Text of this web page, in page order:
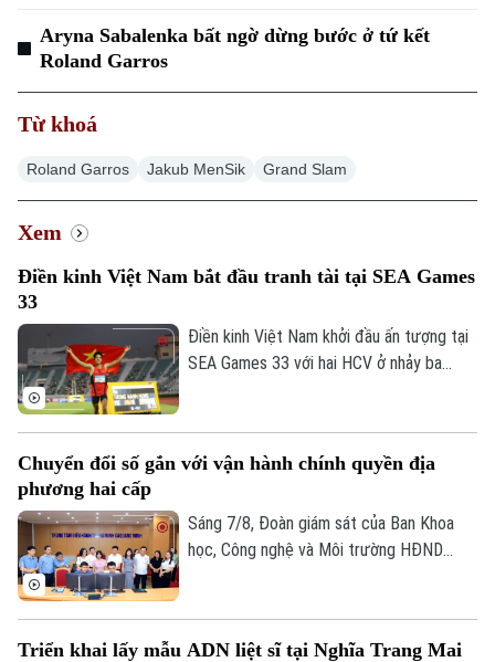
Aryna Sabalenka bất ngờ dừng bước ở tứ kết
Roland Garros
Từ khoá
Roland Garros Jakub MenSik Grand Slam
Xem
Điền kinh Việt Nam bắt đầu tranh tài tại SEA Games
33
Điền kinh Việt Nam khởi đầu ấn tượng tại
SEA Games 33 với hai HCV ở nhảy ba
Chuyển đổi số gắn với vận hành chính quyền địa
phương hai cấp
Sáng 7/8, Đoàn giám sát của Ban Khoa
học, Công nghệ và Môi trường HĐND
Triển khai lấy mẫu ADN liệt sĩ tại Nghĩa Trang Mai